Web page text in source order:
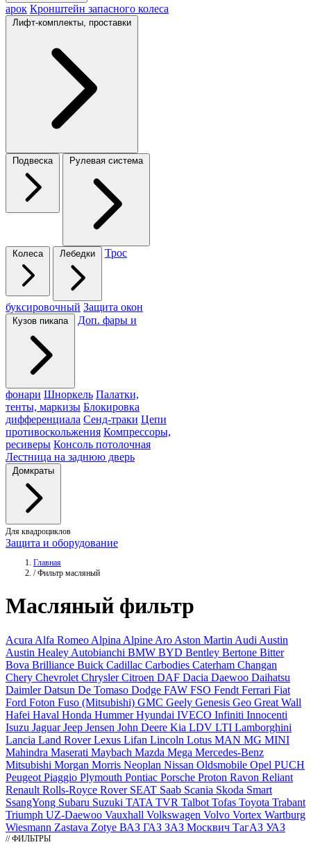
арок Кронштейн запасного колеса
Лифт-комплекты, проставки
Подвеска Рулевая система
Колеса Лебедки Трос
буксировочный Защита окон
Кузов пикапа Доп. фары и
фонари Шноркель Палатки,
тенты, маркизы Блокировка
дифференциала Сенд-траки Цепи
противоскольжения Компрессоры,
ресиверы Консоль потолочная
Лестница на заднюю дверь
Домкраты
Для квадроциклов
Защита и оборудование
Главная
/ Фильтр масляный
Масляный фильтр
Acura Alfa Romeo Alpina Alpine Aro Aston Martin Audi Austin
Austin Healey Autobianchi BMW BYD Bentley Bertone Bitter
Bova Brilliance Buick Cadillac Carbodies Caterham Changan
Chery Chevrolet ChryslerCitroen DAF Dacia Daewoo Daihatsu
DaimlerDatsun De Tomaso Dodge FAW FSO Fendt Ferrari Fiat
Ford Foton Fuso (Mitsubishi) GMC Geely Genesis Geo Great Wall
Hafei Haval Honda HummerHyundai IVECO Infiniti Innocenti
Isuzu JaguarJeep Jensen John Deere Kia LDV LTI Lamborghini
Lancia Land RoverLexus Lifan Lincoln Lotus MAN MG MINI
Mahindra Maserati Maybach Mazda Mega Mercedes-Benz
Mitsubishi Morgan Morris Neoplan Nissan Oldsmobile Opel PUCH
Peugeot Piaggio Plymouth Pontiac Porsche Proton Ravon Reliant
Renault Rolls-Royce Rover SEAT Saab Scania Skoda Smart
SsangYong Subaru Suzuki TATA TVR Talbot Tofas Toyota Trabant
Triumph UZ-Daewoo Vauxhall Volkswagen Volvo Vortex Wartburg
Wiesmann Zastava Zotye ВАЗ ГАЗ ЗАЗ Москвич ТагАЗ УАЗ
// ФИЛЬТРЫ